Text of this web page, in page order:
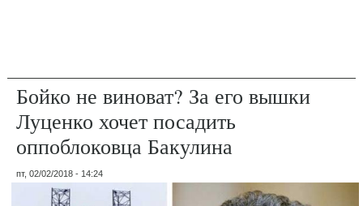
Бойко не виноват? За его вышки
Луценко хочет посадить
оппоблоковца Бакулина
пт, 02/02/2018 - 14:24